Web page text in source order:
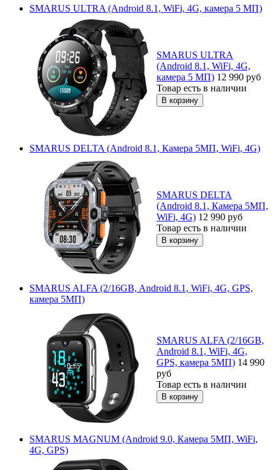
SMARUS ULTRA (Android 8.1, WiFi, 4G, камера 5 МП)
SMARUS ULTRA
(Android 8.1, WiFi, 4G,
камера 5 МП) 12 990 руб
Товар есть в наличии
SMARUS DELTA (Android 8.1, Камера 5МП, WiFi, 4G)
SMARUS DELTA
(Android 8.1, Камера 5МП,
WiFi, 4G) 12 990 руб
Товар есть в наличии
SMARUS ALFA (2/16GB, Android 8.1, WiFi, 4G, GPS,
камера 5МП)
SMARUS ALFA (2/16GB,
Android 8.1, WiFi, 4G,
GPS, камера 5МП) 14 990
руб
Товар есть в наличии
SMARUS MAGNUM (Android 9.0, Камера 5МП, WiFi,
4G, GPS)